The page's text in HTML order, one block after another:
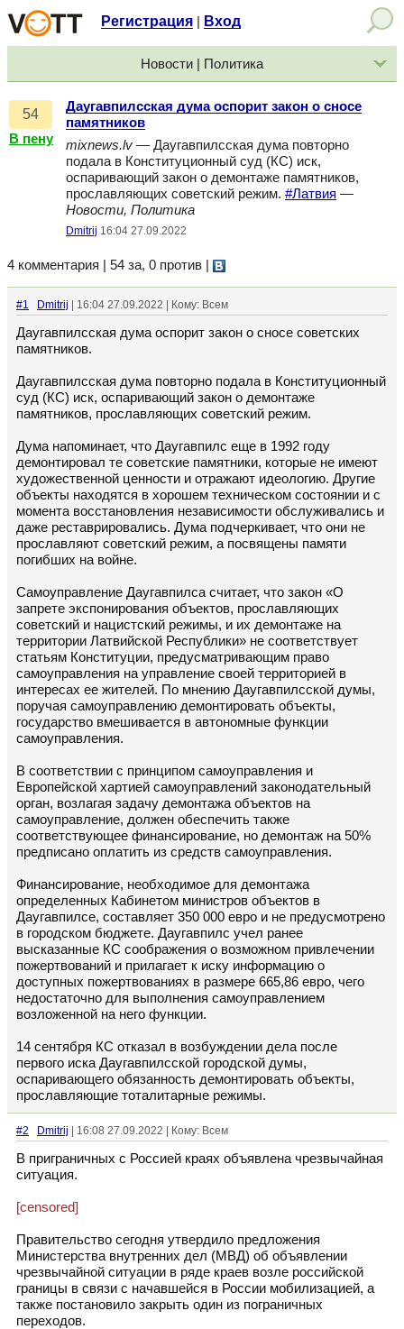
Регистрация Вход
Новости | Политика
54
В пену
Даугавпилсская дума оспорит закон о сносе
памятников
mixnews.lv — Даугавпилсская дума повторно
подала в Конституционный суд (КС) иск,
оспаривающий закон о демонтаже памятников,
прославляющих советский режим. #Латвия —
Новости, Политика
Dmitrij 16:04 27.09.2022
4 комментария | 54 за, 0 против
#1 Dmitrij | 16:04 27.09.2022 | Кому: Всем
Даугавпилсская дума оспорит закон о сносе советских
памятников.
Даугавпилсская дума повторно подала в Конституционный
суд (КС) иск, оспаривающий закон о демонтаже
памятников, прославляющих советский режим.
Дума напоминает, что Даугавпилс еще в 1992 году
демонтировал те советские памятники, которые не имеют
художественной ценности и отражают идеологию. Другие
объекты находятся в хорошем техническом состоянии и с
момента восстановления независимости обслуживались и
даже реставрировались. Дума подчеркивает, что они не
прославляют советский режим, а посвящены памяти
погибших на войне.
Самоуправление Даугавпилса считает, что закон «О
запрете экспонирования объектов, прославляющих
советский и нацистский режимы, и их демонтаже на
территории Латвийской Республики» не соответствует
статьям Конституции, предусматривающим право
самоуправления на управление своей территорией в
интересах ее жителей. По мнению Даугавпилсской думы,
поручая самоуправлению демонтировать объекты,
государство вмешивается в автономные функции
самоуправления.
В соответствии с принципом самоуправления и
Европейской хартией самоуправлений законодательный
орган, возлагая задачу демонтажа объектов на
самоуправление, должен обеспечить также
соответствующее финансирование, но демонтаж на 50%
предписано оплатить из средств самоуправления.
Финансирование, необходимое для демонтажа
определенных Кабинетом министров объектов в
Даугавпилсе, составляет 350 000 евро и не предусмотрено
в городском бюджете. Даугавпилс учел ранее
высказанные КС соображения о возможном привлечении
пожертвований и прилагает к иску информацию о
доступных пожертвованиях в размере 665,86 евро, чего
недостаточно для выполнения самоуправлением
возложенной на него функции.
14 сентября КС отказал в возбуждении дела после
первого иска Даугавпилсской городской думы,
оспаривающего обязанность демонтировать объекты,
прославляющие тоталитарные режимы.
#2 Dmitrij | 16:08 27.09.2022 | Кому: Всем
В приграничных с Россией краях объявлена чрезвычайная
ситуация.
[censored]
Правительство сегодня утвердило предложения
Министерства внутренних дел (МВД) об объявлении
чрезвычайной ситуации в ряде краев возле российской
границы в связи с начавшейся в России мобилизацией, а
также постановило закрыть один из пограничных
переходов.